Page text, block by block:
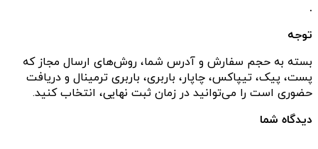
.
توجه
بسته به حجم سفارش و آدرس شما، روش‌های ارسال مجاز که
پست، پیک، تیپاکس، چاپار، باربری، باربری ترمینال و دریافت
حضوری است را می‌توانید در زمان ثبت نهایی، انتخاب کنید.
دیدگاه شما